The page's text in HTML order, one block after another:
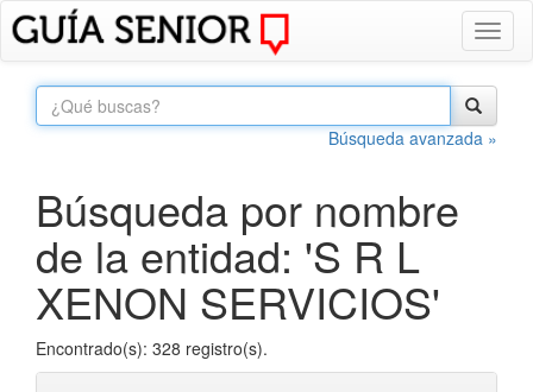
Búsqueda avanzada »
Búsqueda por nombre
de la entidad: 'S R L
XENON SERVICIOS'
Encontrado(s): 328 registro(s).